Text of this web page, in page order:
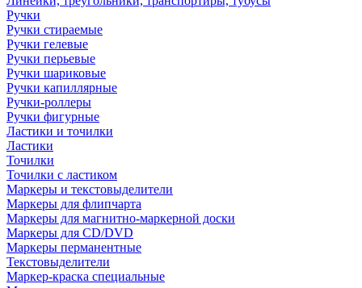
Ручки
Ручки стираемые
Ручки гелевые
Ручки перьевые
Ручки шариковые
Ручки капиллярные
Ручки-роллеры
Ручки фигурные
Ластики и точилки
Ластики
Точилки
Точилки с ластиком
Маркеры и текстовыделители
Маркеры для флипчарта
Маркеры для магнитно-маркерной доски
Маркеры для CD/DVD
Маркеры перманентные
Текстовыделители
Маркер-краска специальные